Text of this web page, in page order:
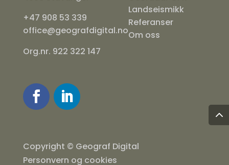
+47 908 53 339
office@geografdigital.no
Org.nr. 922 322 147
Landseismikk
Referanser
Om oss
Copyright © Geograf Digital
Personvern og cookies